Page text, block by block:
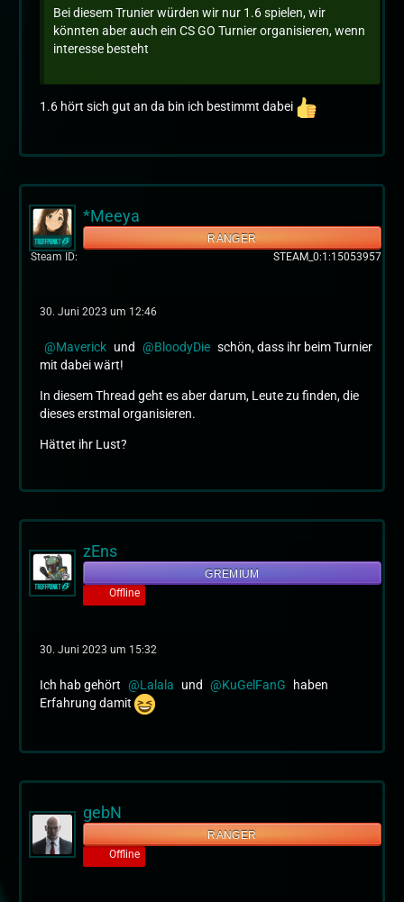
Bei diesem Trunier würden wir nur 1.6 spielen, wir
könnten aber auch ein CS GO Turnier organisieren, wenn
interesse besteht
1.6 hört sich gut an da bin ich bestimmt dabei
*Meeya
RANGER
Steam ID
STEAM_0:1:15053957
30. Juni 2023 um 12:46
Maverick und BloodyDie schön, dass ihr beim Turnier
mit dabei wärt!
In diesem Thread geht es aber darum, Leute zu finden, die
dieses erstmal organisieren.
Hättet ihr Lust?
zEns
GREMIUM
Offline
30. Juni 2023 um 15:32
Ich hab gehört Lalala und KuGelFanG
haben
Erfahrung damit
gebN
RANGER
Offline